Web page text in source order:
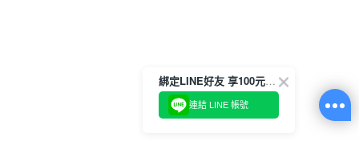
綁定LINE好友 享100元折價券
連結 LINE 帳號